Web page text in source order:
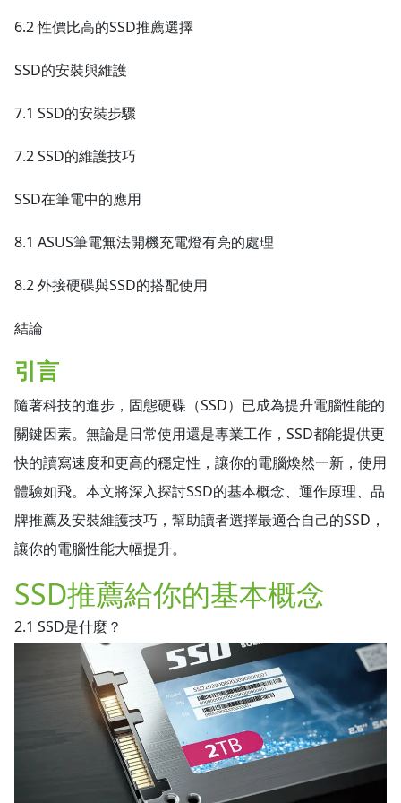
6.2 性價比高的SSD推薦選擇
SSD的安裝與維護
7.1 SSD的安裝步驟
7.2 SSD的維護技巧
SSD在筆電中的應用
8.1 ASUS筆電無法開機充電燈有亮的處理
8.2 外接硬碟與SSD的搭配使用
結論
引言
隨著科技的進步，固態硬碟（SSD）已成為提升電腦性能的
關鍵因素。無論是日常使用還是專業工作，SSD都能提供更
快的讀寫速度和更高的穩定性，讓你的電腦煥然一新，使用
體驗如飛。本文將深入探討SSD的基本概念、運作原理、品
牌推薦及安裝維護技巧，幫助讀者選擇最適合自己的SSD，
讓你的電腦性能大幅提升。
SSD推薦給你的基本概念
2.1 SSD是什麼？